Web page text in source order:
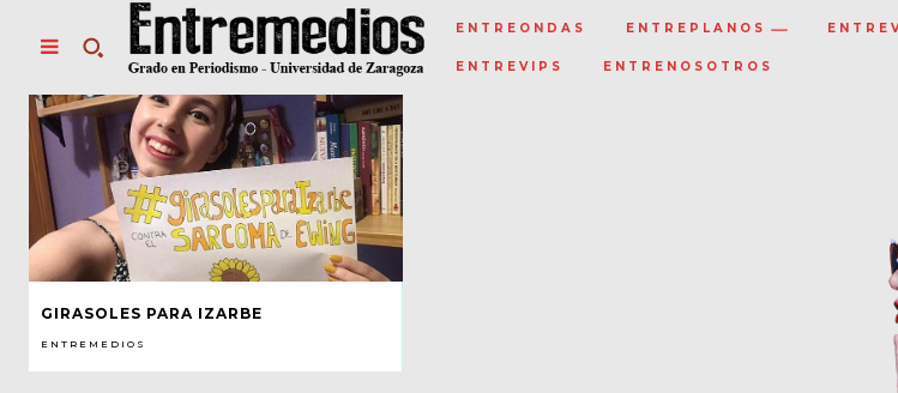
ENTREONDAS ENTREPLANOS
ENTREVIPS ENTRENOSOTROS
GIRASOLES PARA IZARBE
ENTREMEDIOS